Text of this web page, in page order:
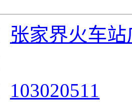
张家界火车
103020511